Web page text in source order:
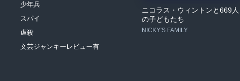
少年兵
スパイ
虐殺
文芸ジャンキーレビュー有
ニコラス・ウィントンと669人
の子どもたち
NICKY'S FAMILY